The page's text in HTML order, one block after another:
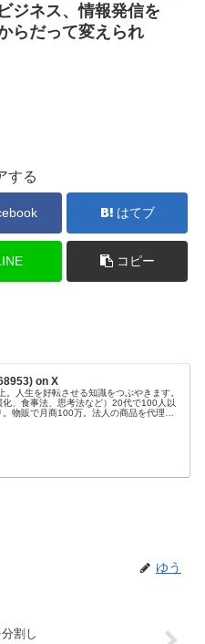
ジネス、情報発信を
らだって変えられ
する
はてブ
コピー
on X
。人生を好転させる知識をつぶやきます。
化、食事法、思考法など）20代で100人以
。物販で月商100万。法人の商品を代理販
ゆう
割し